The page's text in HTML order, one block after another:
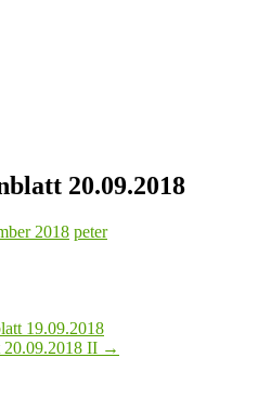
20.09.2018
2018 peter
19.09.2018
20.09.2018 II →